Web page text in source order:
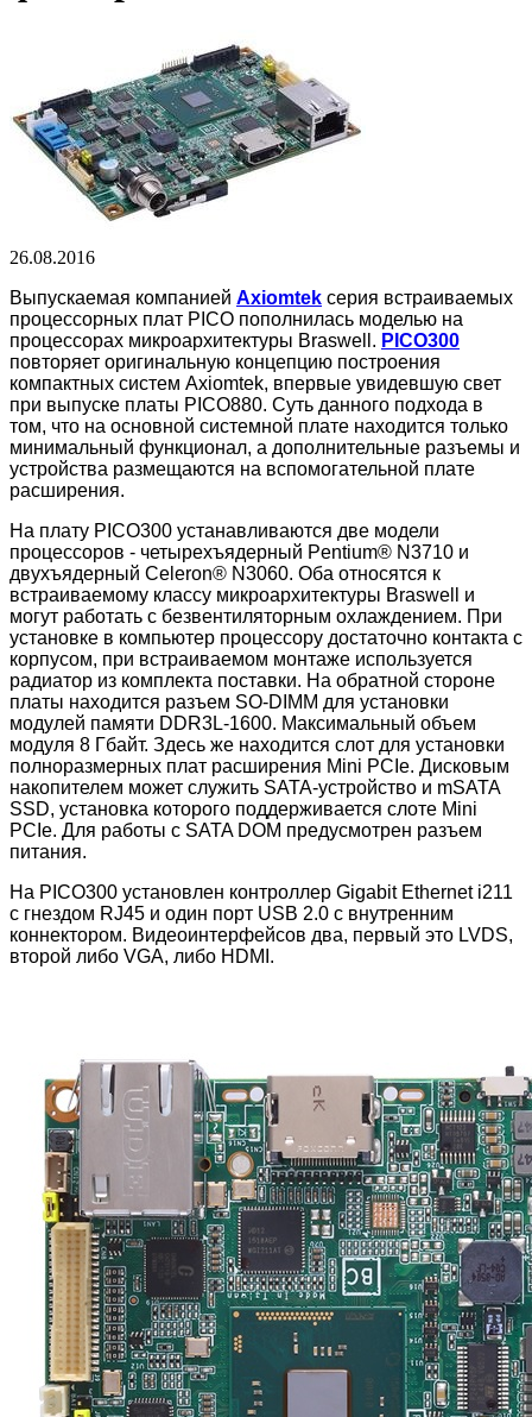
26.08.2016
Выпускаемая компанией Axiomtek серия встраиваемых
процессорных плат PICO пополнилась моделью на
процессорах микроархитектуры Braswell. PICO300
повторяет оригинальную концепцию построения
компактных систем Axiomtek, впервые увидевшую свет
при выпуске платы PICO880. Суть данного подхода в
том, что на основной системной плате находится только
минимальный функционал, а дополнительные разъемы и
устройства размещаются на вспомогательной плате
расширения.
На плату PICO300 устанавливаются две модели
процессоров - четырехъядерный Pentium® N3710 и
двухъядерный Celeron® N3060. Оба относятся к
встраиваемому классу микроархитектуры Braswell и
могут работать с безвентиляторным охлаждением. При
установке в компьютер процессору достаточно контакта с
корпусом, при встраиваемом монтаже используется
радиатор из комплекта поставки. На обратной стороне
платы находится разъем SO-DIMM для установки
модулей памяти DDR3L-1600. Максимальный объем
модуля 8 Гбайт. Здесь же находится слот для установки
полноразмерных плат расширения Mini PCIe. Дисковым
накопителем может служить SATA-устройство и mSATA
SSD, установка которого поддерживается слоте Mini
PCIe. Для работы с SATA DOM предусмотрен разъем
питания.
На PICO300 установлен контроллер Gigabit Ethernet i211
с гнездом RJ45 и один порт USB 2.0 c внутренним
коннектором. Видеоинтерфейсов два, первый это LVDS,
второй либо VGA, либо HDMI.